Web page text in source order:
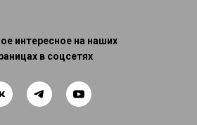
интересное на наших
в соцсетях